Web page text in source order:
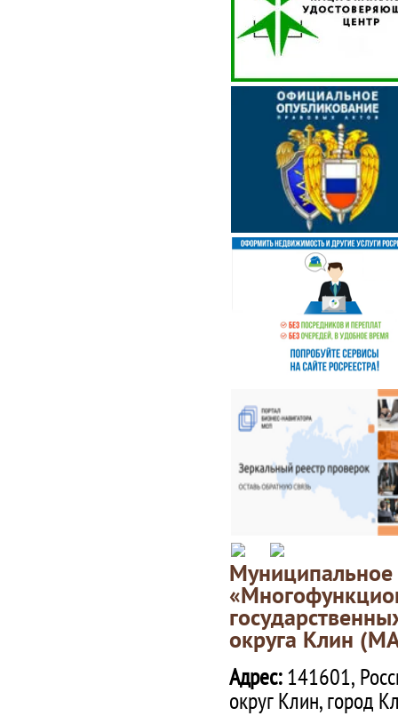
округа Клин
Адрес:141601,
округ Клин, город